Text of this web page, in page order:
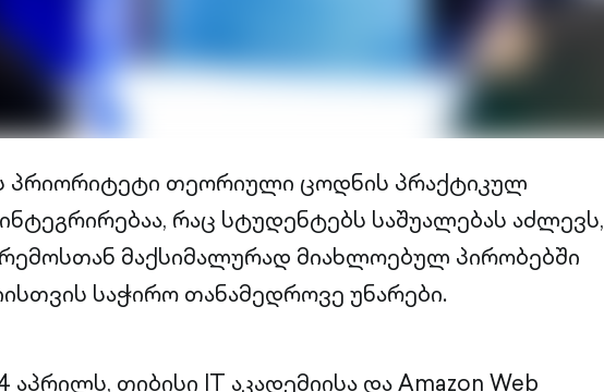
პრიორიტეტი თეორიული ცოდნის პრაქტიკულ
რაც სტუდენტებს საშუალებას აძლევს,
მაქსიმალურად მიახლოებულ პირობებში
საჭირო თანამედროვე უნარები.
თიბისი IT აკადემიისა და Amazon Web